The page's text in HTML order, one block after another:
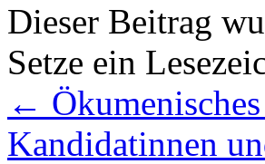
Dieser Beitrag
Setze ein
←
Kandidatinnen